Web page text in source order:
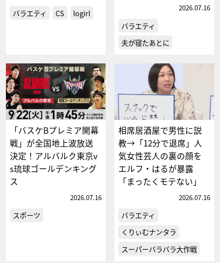
バラエティ CS logirl
2026.07.16
バラエティ
夫が寝たあとに
「バスケBプレミア開幕
戦」が全国地上波放送
決定！アルバルク東京v
s琉球ゴールデンキング
ス
2026.07.16
スポーツ
相席居酒屋で男性に説
教→「12分で退席」人
気女性芸人の裏の顔を
エルフ・はるが暴露
「まったくモテない」
2026.07.16
バラエティ
くりぃむナンタラ
スーパーバラバラ大作戦